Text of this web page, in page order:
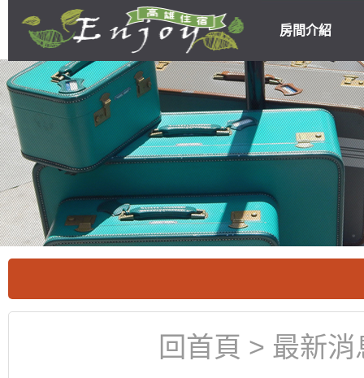
房間介紹
高雄民宿住宿
優惠
回首頁 > 最新消